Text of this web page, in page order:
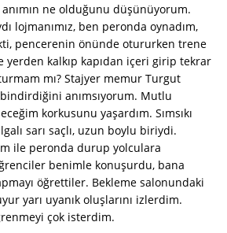
anımın ne olduğunu düşünüyorum.
lojmanımız, ben peronda oynadım,
pencerenin önünde otururken trene
yerden kalkıp kapıdan içeri girip tekrar
mı? Stajyer memur Turgut
anımsıyorum. Mutlu
korkusunu yaşardım. Sımsıkı
sarı saçlı, uzun boylu biriydi.
ile peronda durup yolculara
benimle konuşurdu, bana
öğrettiler. Bekleme salonundaki
yarı uyanık oluşlarını izlerdim.
çok isterdim.